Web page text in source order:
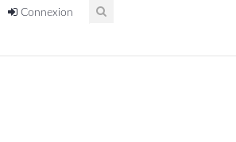
Connexion